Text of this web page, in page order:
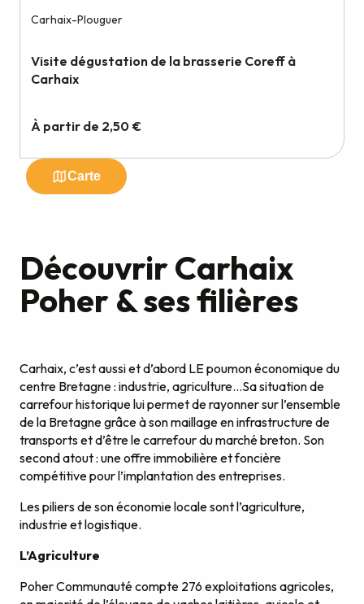
Découvrir Carhaix
Poher & ses filières
Carhaix, c’est aussi et d’abord LE poumon économique du
centre Bretagne : industrie, agriculture…Sa situation de
carrefour historique lui permet de rayonner sur l’ensemble
de la Bretagne grâce à son maillage en infrastructure de
transports et d’être le carrefour du marché breton. Son
second atout : une offre immobilière et foncière
compétitive pour l’implantation des entreprises.
Les piliers de son économie locale sont l’agriculture,
industrie et logistique.
L’Agriculture
Poher Communauté compte 276 exploitations agricoles,